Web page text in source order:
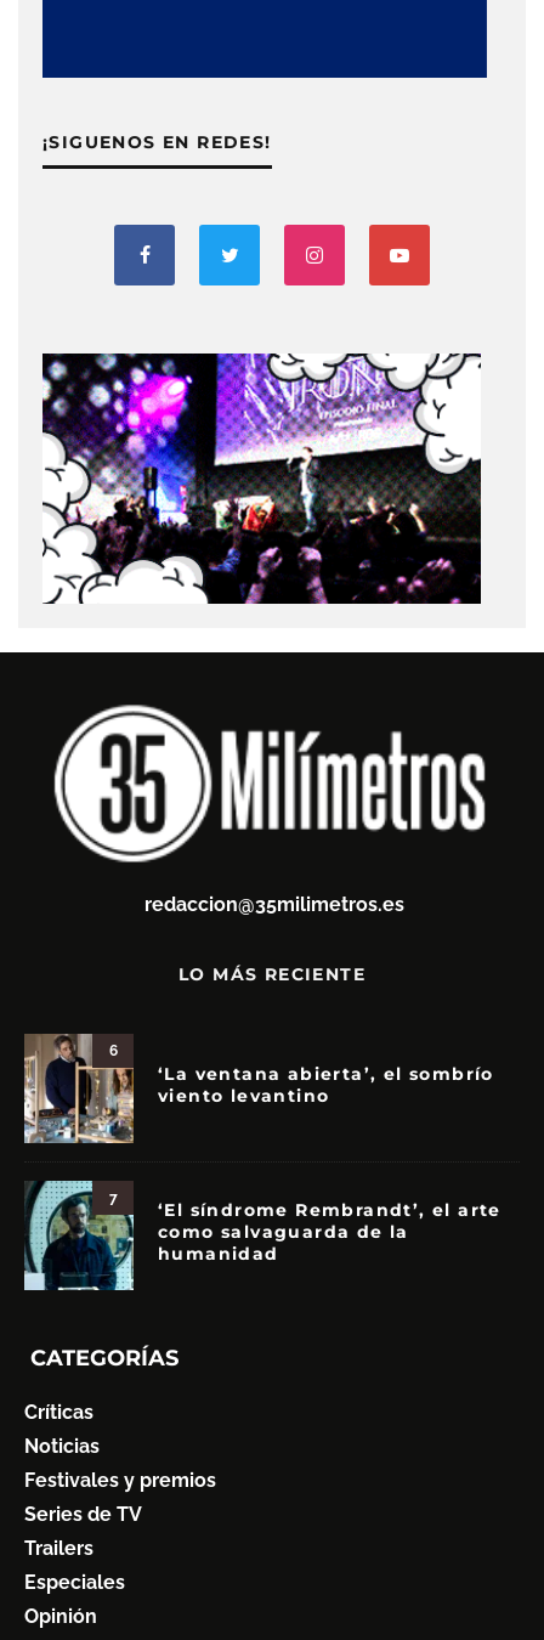
¡SIGUENOS EN REDES!
redaccion@35milimetros.es
LO MÁS RECIENTE
6
‘La ventana abierta’, el sombrío
viento levantino
7
‘El síndrome Rembrandt’, el arte
como salvaguarda de la
humanidad
CATEGORÍAS
Críticas
Noticias
Festivales y premios
Series de TV
Trailers
Especiales
Opinión